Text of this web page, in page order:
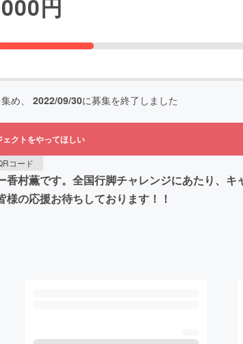
円
め、 2022/09/30に募集を終了しました
ェクトをやってほしい
コード
村薫です。全国行脚チャレンジにあたり、
の応援お待ちしております！！